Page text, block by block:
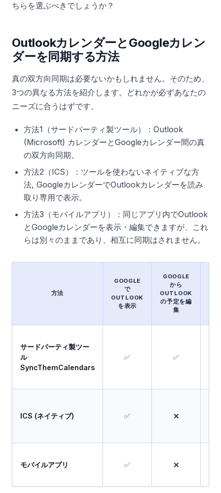
ちらを選ぶべきでしょうか？
OutlookカレンダーとGoogleカレン
ダーを同期する方法
真の双方向同期は必要ないかもしれません。そのため、
3つの異なる方法を紹介します。どれかが必ずあなたの
ニーズに合うはずです。
方法1（サードパーティ製ツール）：Outlook
(Microsoft) カレンダーとGoogleカレンダー間の真
の双方向同期。
方法2（ICS）：ツールを使わないネイティブな方
法, GoogleカレンダーでOutlookカレンダーを読み
取り専用で表示。
方法3（モバイルアプリ）：同じアプリ内でOutlook
とGoogleカレンダーを表示・編集できますが、これ
らは別々のままであり、相互に同期はされません。
方法
GOOGLE
で
OUTLOOK
を表示
GOOGLE
から
OUTLOOK
の予定を編
集
サードパーティ製ツー
ル
SyncThemCalendars
✅ ✅
ICS (ネイティブ) ✅ ❌
モバイルアプリ ✅ ❌